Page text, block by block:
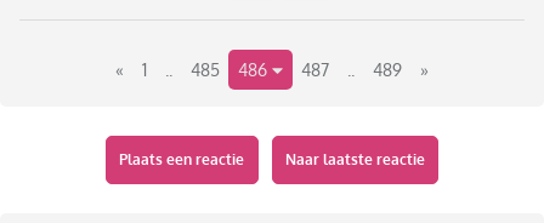
zeggen dat je klaagt. Klagen doen we geen van allen, wel
even lekker van ons afschrijven.
Toevoeging verwijderd door moderator ivm in strijd met
« 1 485 486 487 489 »
Plaats een reactie Naar laatste reactie